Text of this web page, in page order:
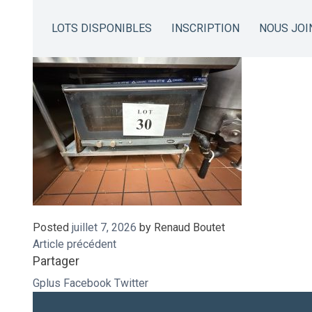
LOTS DISPONIBLES INSCRIPTION NOUS
Posted juillet 7, 2026 by Renaud Boutet
Article précédent
Partager
Gplus Facebook Twitter